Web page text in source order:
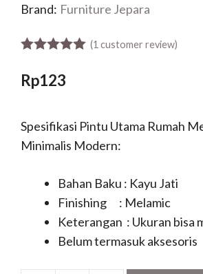
Brand: Furniture Jepara
(1 customer review)
Rp123
Spesifikasi Pintu Utama Rumah
Minimalis Modern:
Bahan Baku : Kayu Jati
Finishing : Melamic
Keterangan : Ukuran bisa
Belum termasuk aksesoris